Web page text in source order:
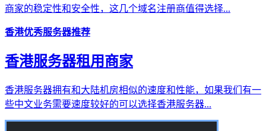
商家的稳定性和安全性，这几个域名注册商值得选择...
香港优秀服务器推荐
香港服务器租用商家
香港服务器拥有和大陆机房相似的速度和性能，如果我们有一
些中文业务需要速度较好的可以选择香港服务器...